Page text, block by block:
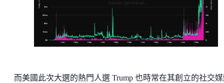
而美國此次大選的熱門人選 Trump 也時常在其創立的社交